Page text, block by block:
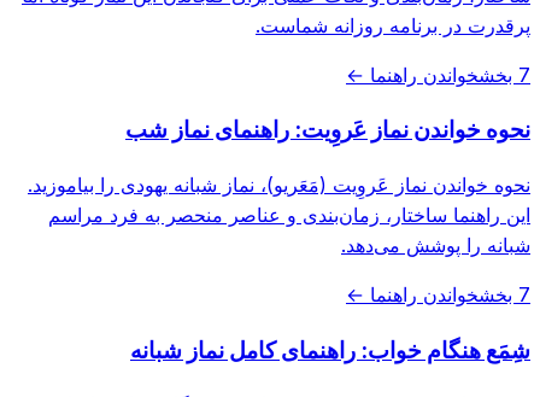
پرقدرت در برنامه روزانه شماست.
7 بخش خواندن راهنما ←
نحوه خواندن نماز عَروِیت: راهنمای نماز شب
نحوه خواندن نماز عَروِیت (مَعَریو)، نماز شبانه یهودی را بیاموزید.
این راهنما ساختار، زمان‌بندی و عناصر منحصر به فرد مراسم
شبانه را پوشش می‌دهد.
7 بخش خواندن راهنما ←
شِمَع هنگام خواب: راهنمای کامل نماز شبانه